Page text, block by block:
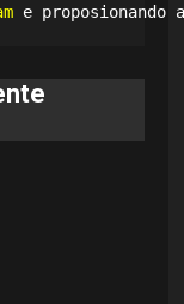
e proposionando